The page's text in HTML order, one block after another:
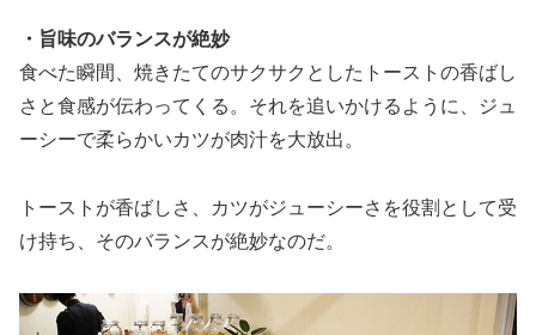
・旨味のバランスが絶妙
食べた瞬間、焼きたてのサクサクとしたトーストの香ばし
さと食感が伝わってくる。それを追いかけるように、ジュ
ーシーで柔らかいカツが肉汁を大放出。
トーストが香ばしさ、カツがジューシーさを役割として受
け持ち、そのバランスが絶妙なのだ。